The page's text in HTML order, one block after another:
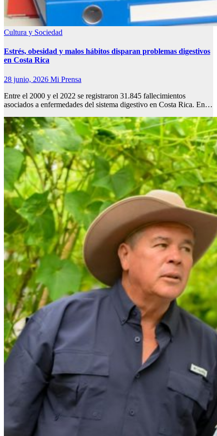
Cultura y Sociedad
Estrés, obesidad y malos hábitos disparan problemas digestivos
en Costa Rica
28 junio, 2026 Mi Prensa
Entre el 2000 y el 2022 se registraron 31.845 fallecimientos
asociados a enfermedades del sistema digestivo en Costa Rica. En…